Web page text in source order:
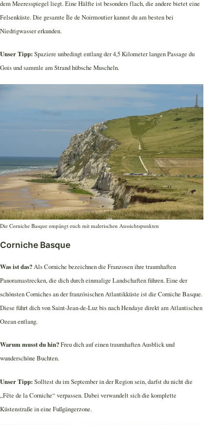
dem Meeresspiegel liegt. Eine Hälfte ist besonders flach, die andere bietet eine
Felsenküste. Die gesamte Île de Noirmoutier kannst du am besten bei
Niedrigwasser erkunden.
Unser Tipp: Spaziere unbedingt entlang der 4,5 Kilometer langen Passage du
Gois und sammle am Strand hübsche Muscheln.
Die Corniche Basque empängt euch mit malerischen Aussichtspunkten
Corniche Basque
Was ist das?Als Corniche bezeichnen die Franzosen ihre traumhaften
Panoramastrecken, die dich durch einmalige Landschaften führen. Eine der
schönsten Corniches an der französischen Atlantikküste ist die Corniche Basque.
Diese führt dich von Saint-Jean-de-Luz bis nach Hendaye direkt am Atlantischen
Ozean entlang.
Warum musst du hin?Freu dich auf einen traumhaften Ausblick und
wunderschöne Buchten.
Unser Tipp: Solltest du im September in der Region sein, darfst du nicht die
„Fête de la Corniche“ verpassen. Dabei verwandelt sich die komplette
Küstenstraße in eine Fußgängerzone.